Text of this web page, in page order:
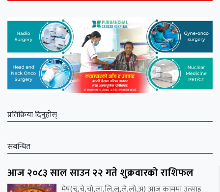
प्रतिक्रिया दिनुहोस्
संबन्धित
आज २०८३ साल साउन २२ गते शुक्रवारको राशिफल
मेष(चू,चे,चो,ला,लि,लू,ले,लो,अ) आज काममा उत्साह